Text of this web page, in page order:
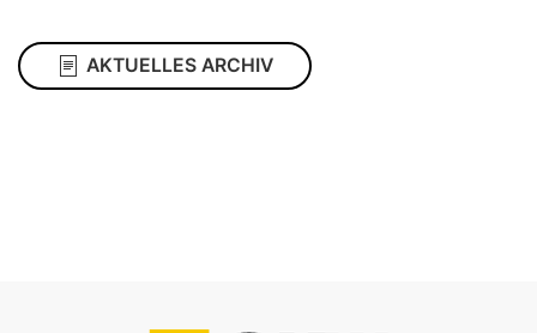
AKTUELLES ARCHIV